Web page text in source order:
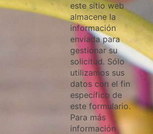
este sitio web
almacene la
información
enviada para
gestionar su
solicitud. Sólo
utilizamos sus
datos con el fin
específico de
este formulario.
Para más
información